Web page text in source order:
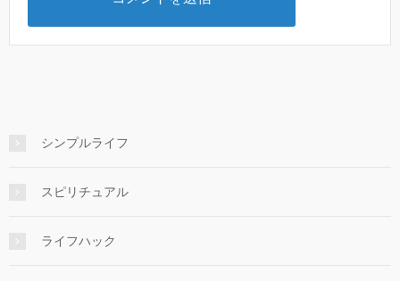
シンプルライフ
スピリチュアル
ライフハック